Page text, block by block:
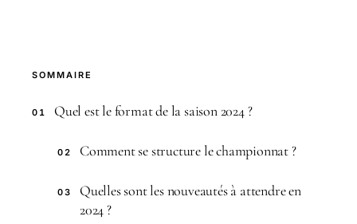
SOMMAIRE
01 Quel est le format de la saison 2024 ?
02 Comment se structure le championnat ?
03
Quelles sont les nouveautés à attendre en
2024 ?